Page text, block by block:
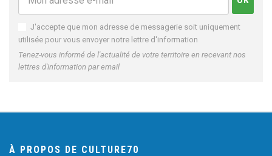
J'accepte que mon adresse de messagerie soit uniquement
utilisée pour vous envoyer notre lettre d'information
Tenez-vous informé de l'actualité de votre territoire en recevant nos
lettres d'information par email
À PROPOS DE CULTURE70